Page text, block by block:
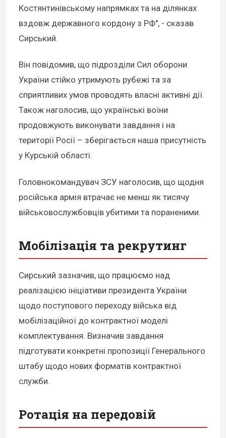
Костянтинівському напрямках та на ділянках
вздовж державного кордону з РФ", - сказав
Сирський.
Він повідомив, що підрозділи Сил оборони
України стійко утримують рубежі та за
сприятливих умов проводять власні активні дії.
Також наголосив, що українські воїни
продовжують виконувати завдання і на
території Росії – зберігається наша присутність
у Курській області.
Головнокомандувач ЗСУ наголосив, що щодня
російська армія втрачає не менш як тисячу
військовослужбовців убитими та пораненими.
Мобілізація та рекрутинг
Сирський зазначив, що працюємо над
реалізацією ініціативи президента України
щодо поступового переходу війська від
мобілізаційної до контрактної моделі
комплектування. Визначив завдання
підготувати конкретні пропозиції Генерального
штабу щодо нових форматів контрактної
служби.
Ротація на передовій